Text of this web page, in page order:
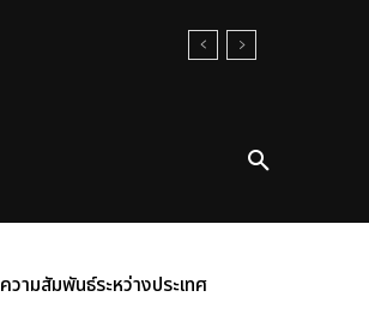
ความสัมพันธ์ระหว่างประเทศ